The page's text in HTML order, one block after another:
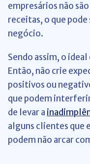
empresários não
receitas, o que
negócio.
Sendo assim, o
Então, não crie
positivos ou
que podem interferir
de levar a
alguns clientes que
podem não arcar